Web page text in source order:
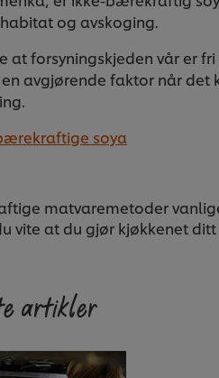
og avskoging.
at forsyningskjeden vår er
en avgjørende faktor når det
soya
matvaremetoder
vite at du gjør kjøkkenet
artikler